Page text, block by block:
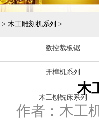
> 木工雕刻机系列 >
数控裁板锯
开榫机系列
木工刨铣床系列
木
作者：木工